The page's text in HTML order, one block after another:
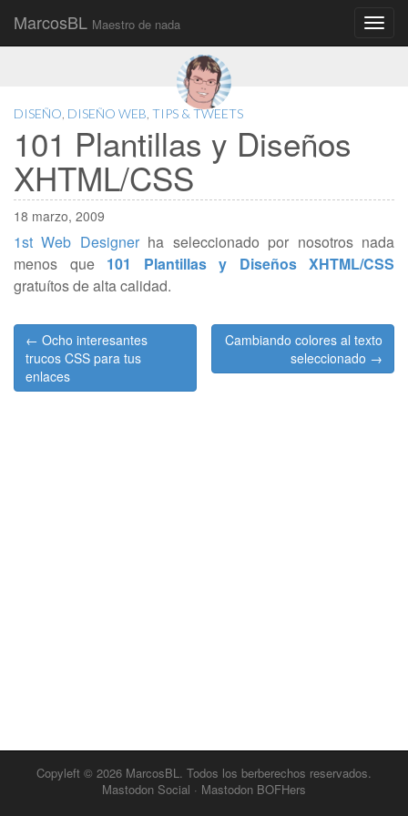
MarcosBL Maestro de nada
DISEÑO DISEÑO WEB TIPS & TWEETS
101 Plantillas y Diseños
XHTML/CSS
18 marzo, 2009
1st Web Designerha seleccionado por nosotros nada
menos que 101 Plantillas y Diseños XHTML/CSS
gratuítos de alta calidad.
Post
navigation
← Ocho interesantes
trucos CSS para tus
enlaces
Cambiando colores al texto
seleccionado →
Copyleft © 2026 MarcosBL. Todos los berberechos reservados.
Mastodon Social · Mastodon BOFHers